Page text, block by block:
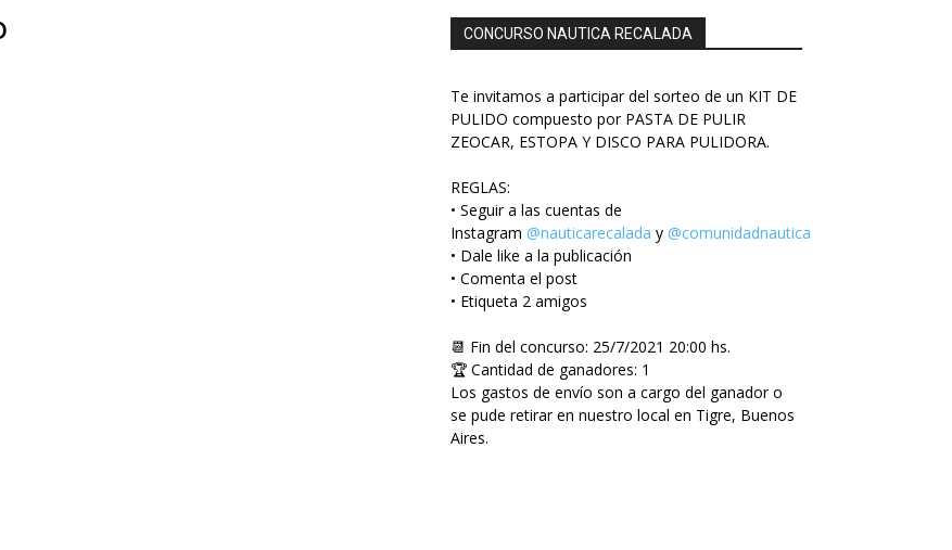
CONCURSO NAUTICA RECALADA
Te invitamos a participar del sorteo de un KIT DE
PULIDO compuesto por PASTA DE PULIR
ZEOCAR, ESTOPA Y DISCO PARA PULIDORA.
REGLAS:
• Seguir a las cuentas de
Instagram @nauticarecalada y @comunidadnautica
• Dale like a la publicación
• Comenta el post
• Etiqueta 2 amigos
📆 Fin del concurso: 25/7/2021 20:00 hs.
🏆 Cantidad de ganadores: 1
Los gastos de envío son a cargo del ganador o
se pude retirar en nuestro local en Tigre, Buenos
Aires.